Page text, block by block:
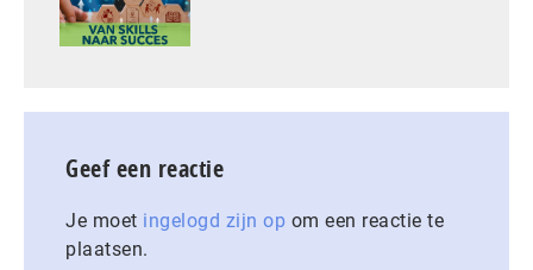
Geef een reactie
Je moet ingelogd zijn op om een reactie te
plaatsen.